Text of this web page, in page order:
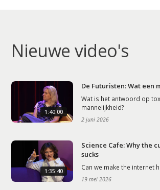
Nieuwe video's
1:40:00
De Futuristen: Wat een
Wat is het antwoord op
mannelijkheid?
2 juni 2026
1:35:40
Science Cafe: Why the
sucks
Can we make the internet
19 mei 2026